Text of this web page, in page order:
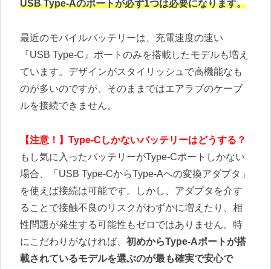
USB Type-Aのポートが必ず1つは必要になります。
最近のモバイルバッテリーは、充電速度の速い
『USB Type-C』ポートのみを搭載したモデルも増え
ています。デザインがスタイリッシュで高機能なも
のが多いのですが、そのままではエアラブのケーブ
ルを接続できません。
【注意！】Type-Cしかないバッテリーはどうする？
もし気に入ったバッテリーがType-Cポートしかない
場合、「USB Type-CからType-Aへの変換アダプタ」
を使えば接続は可能です。しかし、アダプタを介す
ることで接触不良のリスクがわずかに増えたり、相
性問題が発生する可能性もゼロではありません。特
にこだわりがなければ、 初めからType-Aポートが搭
載されているモデルを選ぶのが最も確実で安心で